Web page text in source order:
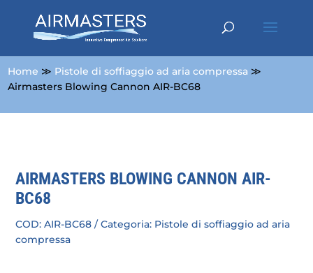
Home ≫ Pistole di soffiaggio ad aria compressa ≫
Airmasters Blowing Cannon AIR-BC68
AIRMASTERS BLOWING CANNON AIR-
BC68
COD:AIR-BC68 Categoria: Pistole di soffiaggio ad aria
compressa